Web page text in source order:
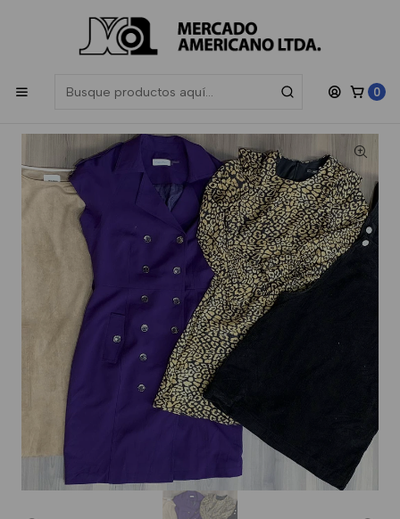
0
Las compras sobre $200.000 participan en el sorteo de una
Card de $50.000
, sorteamos todos los meses.